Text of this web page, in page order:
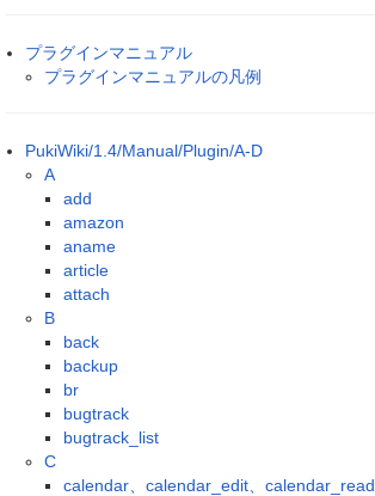
プラグインマニュアル
プラグインマニュアルの凡例
PukiWiki/1.4/Manual/Plugin/A-D
A
add
amazon
aname
article
attach
B
back
backup
br
bugtrack
bugtrack_list
C
calendar、calendar_edit、calendar_read